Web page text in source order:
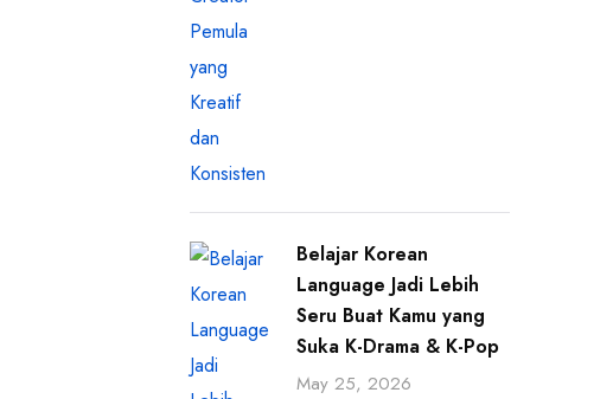
Belajar Korean
Language Jadi Lebih
Seru Buat Kamu yang
Suka K-Drama & K-Pop
May 25, 2026